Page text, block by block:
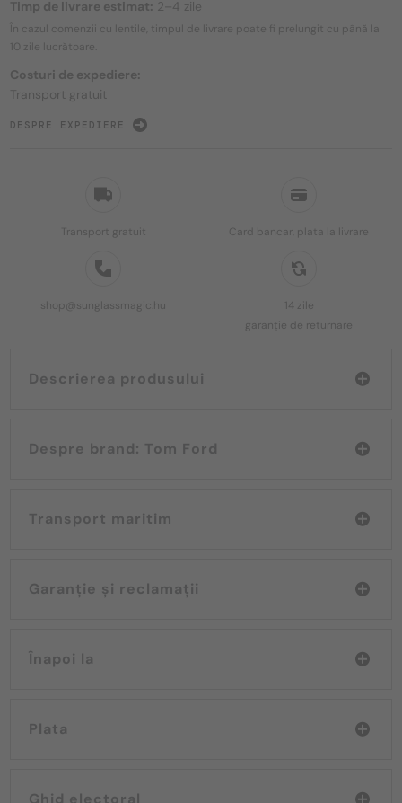
Transport gratuit Card bancar, plata la livrare
shop@sunglassmagic.hu
14 zile
garanție de returnare
Descrierea produsului
Despre brand: Tom Ford
Transport maritim
Garanție și reclamații
Înapoi la
Plata
Ghid electoral
Timp de livrare estimat: 2–4 zile
În cazul comenzii cu lentile, timpul de livrare poate fi prelungit cu până la
10 zile lucrătoare.
Costuri de expediere:
Transport gratuit
DESPRE EXPEDIERE